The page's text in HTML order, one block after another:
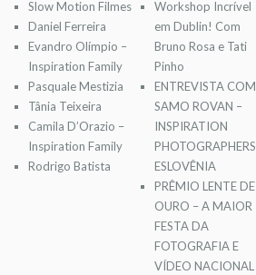
Slow Motion Filmes
Daniel Ferreira
Evandro Olímpio –
Inspiration Family
Pasquale Mestizia
Tânia Teixeira
Camila D’Orazio –
Inspiration Family
Rodrigo Batista
Workshop Incrível
em Dublin! Com
Bruno Rosa e Tati
Pinho
ENTREVISTA COM
SAMO ROVAN –
INSPIRATION
PHOTOGRAPHERS
ESLOVÊNIA
PRÊMIO LENTE DE
OURO – A MAIOR
FESTA DA
FOTOGRAFIA E
VÍDEO NACIONAL